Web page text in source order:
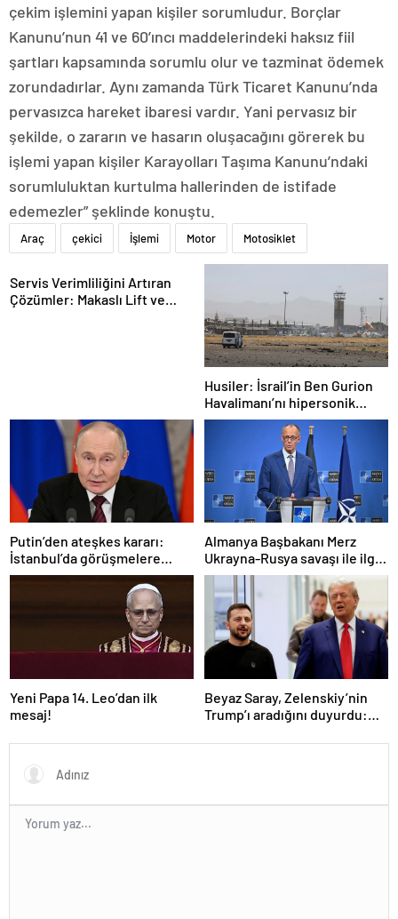
çekim işlemini yapan kişiler sorumludur. Borçlar
Kanunu’nun 41 ve 60’ıncı maddelerindeki haksız fiil
şartları kapsamında sorumlu olur ve tazminat ödemek
zorundadırlar. Aynı zamanda Türk Ticaret Kanunu’nda
pervasızca hareket ibaresi vardır. Yani pervasız bir
şekilde, o zararın ve hasarın oluşacağını görerek bu
işlemi yapan kişiler Karayolları Taşıma Kanunu’ndaki
sorumluluktan kurtulma hallerinden de istifade
edemezler” şeklinde konuştu.
Araç çekici İşlemi Motor Motosiklet
Servis Verimliliğini Artıran
Çözümler: Makaslı Lift ve
Husiler: İsrail’in Ben Gurion
Havalimanı’nı hipersonik
füzeyle hedef aldık
Putin’den ateşkes kararı:
İstanbul’da görüşmelere
başlamayı öneriyoruz
Almanya Başbakanı Merz
Ukrayna-Rusya savaşı ile ilgili
konuştu: “Top Moskova’nın
sahasında”
Yeni Papa 14. Leo’dan ilk
mesaj!
Beyaz Saray, Zelenskiy’nin
Trump’ı aradığını duyurdu:
oldu”